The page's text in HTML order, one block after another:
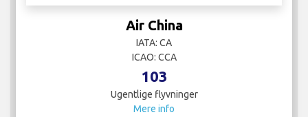
Air China
IATA: CA
ICAO: CCA
103
Ugentlige flyvninger
Mere info